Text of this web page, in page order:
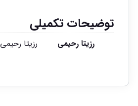
توضیحات تکمیلی
رزیتا رحیمی رزیتا رحیمی